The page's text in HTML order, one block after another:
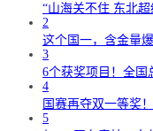
“山海关不住 东北
2
这个国一，含金量爆
3
6个获奖项目！全国
4
国赛再夺双一等奖！
5